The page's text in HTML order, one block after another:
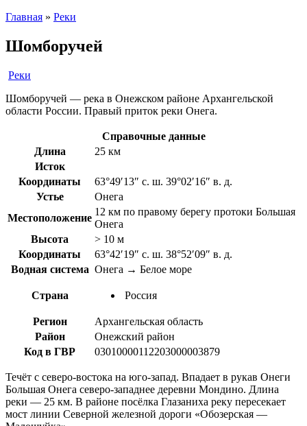
Главная » Реки
Шомборучей
Реки
Шомборучей — река в Онежском районе Архангельской
области России. Правый приток реки Онега.
Справочные данные
Длина
25 км
Исток
Координаты
63°49′13″ с. ш. 39°02′16″ в. д.
Устье
Онега
Местоположение
12 км по правому берегу протоки Большая
Онега
Высота
> 10 м
Координаты
63°42′19″ с. ш. 38°52′09″ в. д.
Водная система Онега → Белое море
Страна Россия
Регион
Архангельская область
Район
Онежский район
Код в ГВР
03010000112203000003879
Течёт с северо-востока на юго-запад. Впадает в рукав Онеги
Большая Онега северо-западнее деревни Мондино. Длина
реки — 25 км. В районе посёлка Глазаниха реку пересекает
мост линии Северной железной дороги «Обозерская —